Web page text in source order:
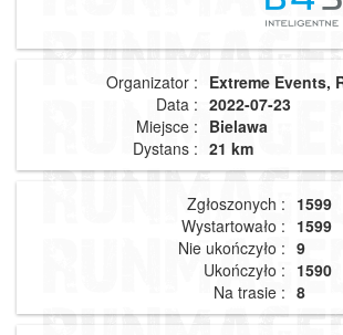
Organizator : Extreme Events,
Data : 2022-07-23
Miejsce : Bielawa
Dystans : 21 km
Zgłoszonych : 1599
Wystartowało : 1599
Nie ukończyło : 9
Ukończyło : 1590
Na trasie : 8